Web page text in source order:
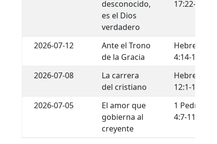
desconocido,
es el Dios
verdadero
17:22-34
2026-07-12
Ante el Trono
de la Gracia
Hebreos
4:14-16
2026-07-08
La carrera
del cristiano
Hebreos
12:1-13
2026-07-05
El amor que
gobierna al
creyente
1 Pedro
4:7-11